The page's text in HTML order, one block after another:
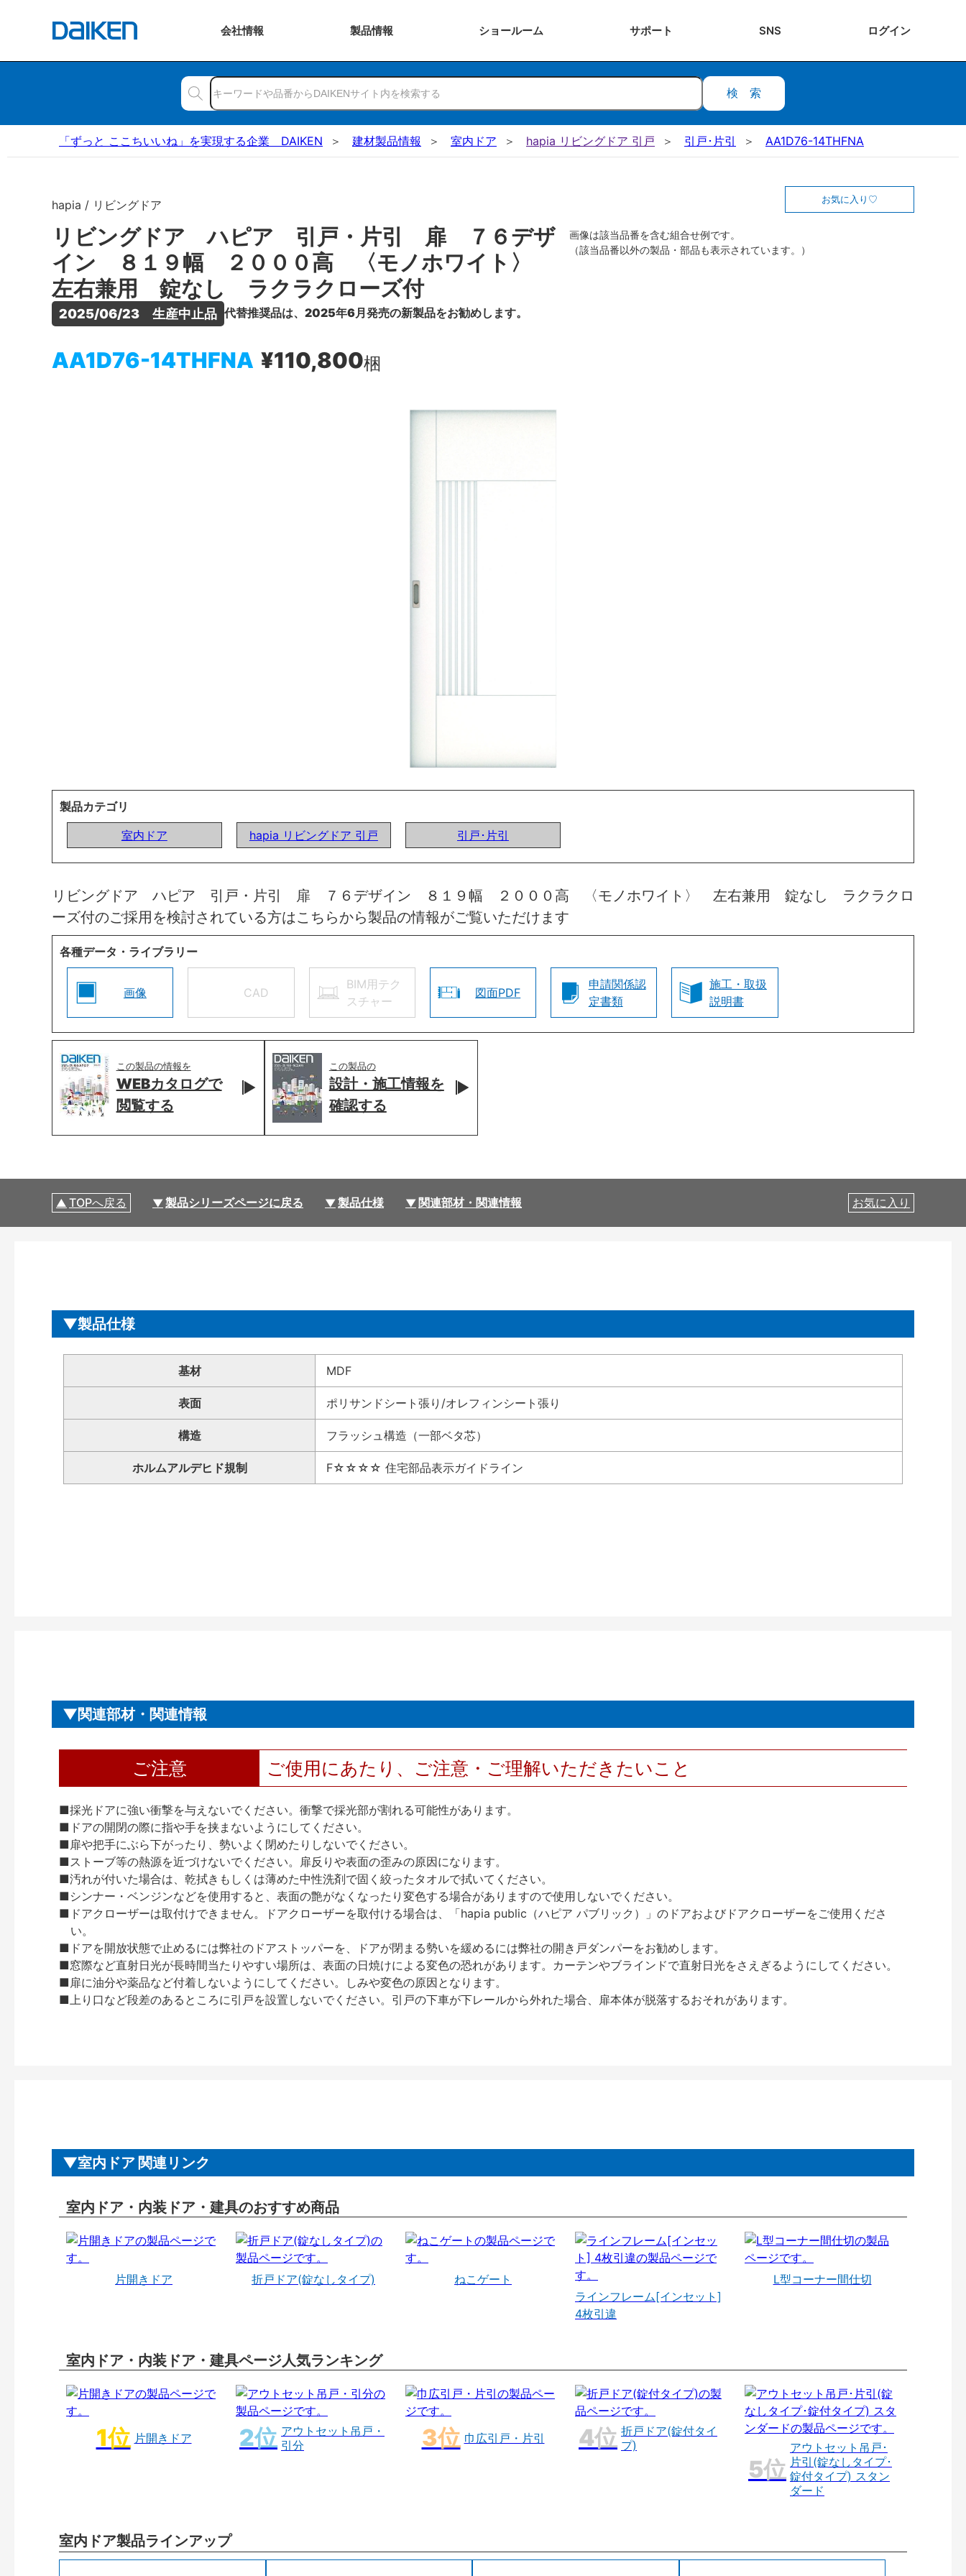
会社情報 製品情報 ショールーム サポート SNS ログイン
検索
「ずっと ここちいいね」を実現する企業 DAIKEN 建材製品情報 室内ドア hapia リビングドア 引戸 引戸･片引 AA1D76-14THFNA
hapia / リビングドア
リビングドア ハピア 引戸・片引 扉 ７６デザ
イン ８１９幅 ２０００高 〈モノホワイト〉
左右兼用 錠なし ラクラクローズ付
2025/06/23　生産中止品 代替推奨品は、2025年6月発売の新製品をお勧めします。
AA1D76-14THFNA ¥110,800梱
お気に入り
画像は該当品番を含む組合せ例です。
（該当品番以外の製品・部品も表示されています。）
製品カテゴリ
室内ドア
hapia リビングドア 引戸 引戸･片引
リビングドア ハピア 引戸・片引 扉 ７６デザイン ８１９幅 ２０００高 〈モノホワイト〉 左右兼用 錠なし ラクラクロ
ーズ付のご採用を検討されている方はこちらから製品の情報がご覧いただけます
各種データ・ライブラリー
画像 CAD
BIM用テク
スチャー
図面PDF
申請関係認
定書類
施工・取扱
説明書
この製品の情報を
WEBカタログで
閲覧する
この製品の
設計・施工情報を
確認する
TOPへ戻る 製品シリーズページに戻る 製品仕様 関連部材・関連情報 お気に入り
製品仕様
基材 MDF
表面 ポリサンドシート張り/オレフィンシート張り
構造 フラッシュ構造（一部ベタ芯）
ホルムアルデヒド規制 F☆☆☆☆ 住宅部品表示ガイドライン
関連部材・関連情報
ご注意 ご使用にあたり、ご注意・ご理解いただきたいこと
■採光ドアに強い衝撃を与えないでください。衝撃で採光部が割れる可能性があります。
■ドアの開閉の際に指や手を挟まないようにしてください。
■扉や把手にぶら下がったり、勢いよく閉めたりしないでください。
■ストーブ等の熱源を近づけないでください。扉反りや表面の歪みの原因になります。
■汚れが付いた場合は、乾拭きもしくは薄めた中性洗剤で固く絞ったタオルで拭いてください。
■シンナー・ベンジンなどを使用すると、表面の艶がなくなったり変色する場合がありますので使用しないでください。
■ドアクローザーは取付けできません。ドアクローザーを取付ける場合は、「hapia public（ハピア パブリック）」のドアおよびドアクローザーをご使用くださ
い。
■ドアを開放状態で止めるには弊社のドアストッパーを、ドアが閉まる勢いを緩めるには弊社の開き戸ダンパーをお勧めします。
■窓際など直射日光が長時間当たりやすい場所は、表面の日焼けによる変色の恐れがあります。カーテンやブラインドで直射日光をさえぎるようにしてください。
■扉に油分や薬品など付着しないようにしてください。しみや変色の原因となります。
■上り口など段差のあるところに引戸を設置しないでください。引戸の下車が下レールから外れた場合、扉本体が脱落するおそれがあります。
室内ドア 関連リンク
室内ドア・内装ドア・建具のおすすめ商品
片開きドア 折戸ドア(錠なしタイプ)
ねこゲート
ラインフレーム[インセット]
4枚引違
L型コーナー間仕切
室内ドア・内装ドア・建具ページ人気ランキング
片開きドア
アウトセット吊戸・
引分
巾広引戸・片引
折戸ドア(錠付タイ
プ)
アウトセット吊戸･
片引(錠なしタイプ･
錠付タイプ) スタン
ダード
室内ドア製品ラインアップ